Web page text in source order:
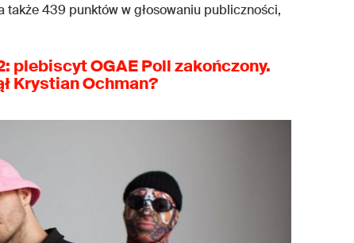
także 439 punktów w głosowaniu publiczności,
plebiscyt OGAE Poll zakończony.
Krystian Ochman?